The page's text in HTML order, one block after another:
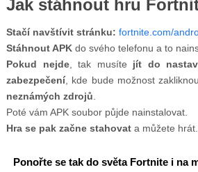
Jak stáhnout hru
Stačí navštívit stránku: fortnite.com/
Stáhnout APK do svého telefonu a to
Pokud nejde, tak musíte jít do
zabezpečení, kde bude možnost
neznámých zdrojů
Poté vám APK soubor půjde nainstalovat.
Hra se pak začne stahovat a můžete hrát.
Ponořte se tak do světa Fortnite i na